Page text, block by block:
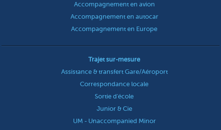
Accompagnement en avion
Accompagnement en autocar
Accompagnement en Europe
Trajet sur-mesure
Assistance & transfert Gare/Aéroport
Correspondance locale
Sortie d'école
Junior & Cie
UM - Unaccompanied Minor